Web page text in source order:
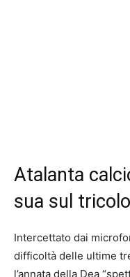
Atalanta
sua sul
Intercettato dai
difficoltà delle ultime
l’annata della Dea